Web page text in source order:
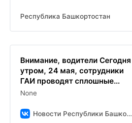
Республика Башкортостан
Внимание, водители Сегодня
утром, 24 мая, сотрудники
ГАИ проводят сплошные...
None
Новости Республики Башкортостан и Уфы ( БСТ )